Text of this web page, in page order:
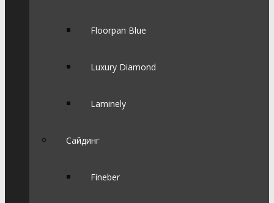
Floorpan Blue
Luxury Diamond
Laminely
Сайдинг
Fineber